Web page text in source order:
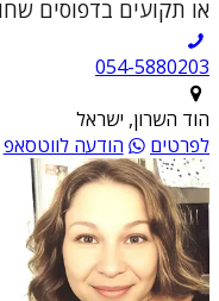
או תקועים בדפוסים
054-5880203
הוד השרון, ישראל
לפרטים
הודעה לווטסאפ